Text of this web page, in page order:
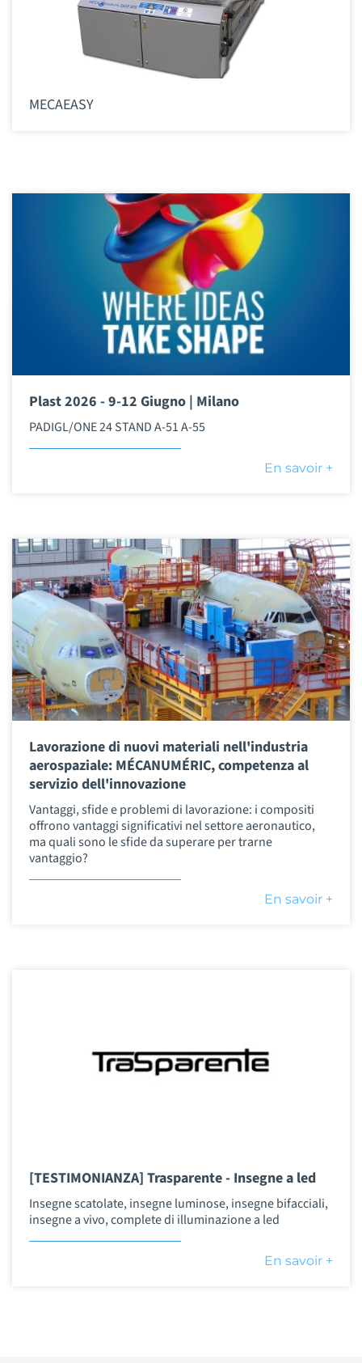
MECAEASY
Plast 2026 - 9-12 Giugno | Milano
PADIGL/ONE 24 STAND A-51 A-55
En savoir +
Lavorazione di nuovi materiali nell'industria
aerospaziale: MÉCANUMÉRIC, competenza al
servizio dell'innovazione
Vantaggi, sfide e problemi di lavorazione: i compositi
offrono vantaggi significativi nel settore aeronautico,
ma quali sono le sfide da superare per trarne
vantaggio?
En savoir +
[TESTIMONIANZA] Trasparente - Insegne a led
Insegne scatolate, insegne luminose, insegne bifacciali,
insegne a vivo, complete di illuminazione a led
En savoir +